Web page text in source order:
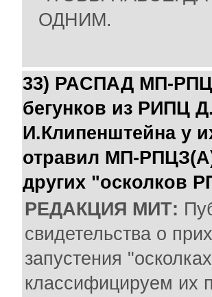
ОДНИМ.
33) РАCПАД МП-
бегунков из РИПЦ
И.Клипенштейна у
отравил МП-
других "осколков
РЕДАКЦИЯ МИТ:
свидетельства о
запустения
классифицируем их